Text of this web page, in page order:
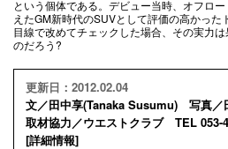
という個体である。デビュー当時、オフロ
えたGM新時代のSUVとして評価の高かっ
目線で改めてチェックした場合、その実力
のだろう?
更新日：2012.02.04
文／田中享(Tanaka Susumu) 写真／
取材協力／ウエストクラブ TEL
[詳細情報]